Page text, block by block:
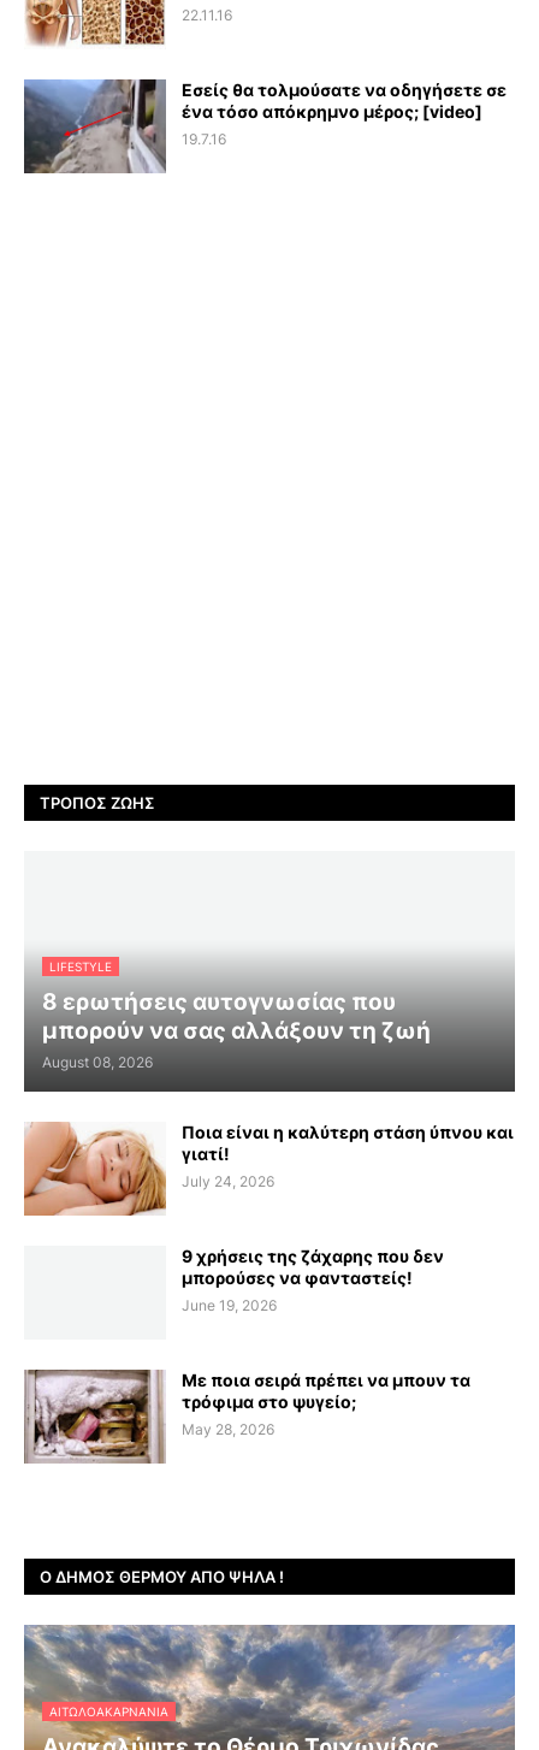
22.11.16
Εσείς θα τολμούσατε να οδηγήσετε σε
ένα τόσο απόκρημνο μέρος; [video]
19.7.16
ΤΡΌΠΟΣ ΖΩΉΣ
LIFESTYLE
8 ερωτήσεις αυτογνωσίας που
μπορούν να σας αλλάξουν τη ζωή
August 08, 2026
Ποια είναι η καλύτερη στάση ύπνου και
γιατί!
July 24, 2026
9 χρήσεις της ζάχαρης που δεν
μπορούσες να φανταστείς!
June 19, 2026
Με ποια σειρά πρέπει να μπουν τα
τρόφιμα στο ψυγείο;
May 28, 2026
Ο ΔΉΜΟΣ ΘΈΡΜΟΥ ΑΠΌ ΨΗΛΆ !
ΑΙΤΩΛΟΑΚΑΡΝΑΝΊΑ